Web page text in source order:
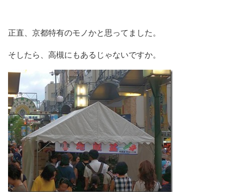
正直、京都特有のモノかと思ってました。
そしたら、高槻にもあるじゃないですか。